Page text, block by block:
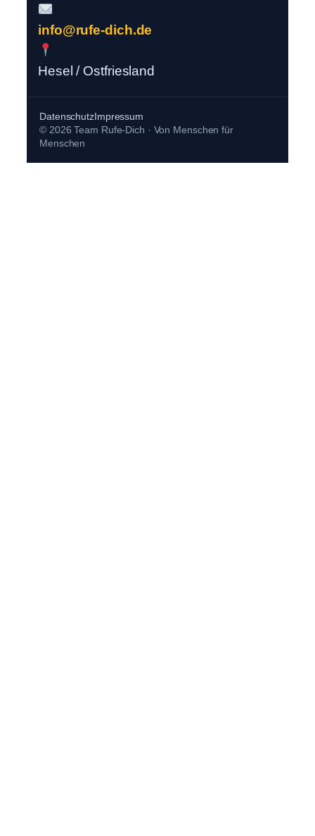
info@rufe-dich.de
Hesel / Ostfriesland
DatenschutzImpressum
© 2026 Team Rufe-Dich · Von Menschen für
Menschen